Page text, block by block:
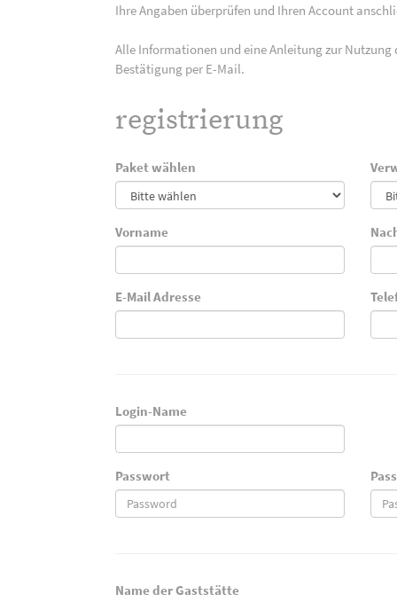
Ihre Angaben überprüfen und Ihren Account
Alle Informationen und eine Anleitung zur
Bestätigung per E-Mail.
registrierung
Paket wählen
Vorname
E-Mail Adresse
Login-Name
Passwort
Name der Gaststätte